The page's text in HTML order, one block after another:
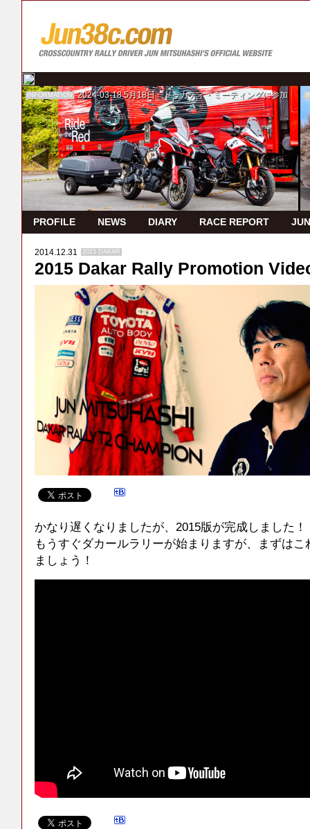
INFORMATION 2024-03-18 5月18日 ドゥカティ・ミーティングに参加
PROFILE NEWS DIARY RACE REPORT
2014.12.31 2015 DAKAR
2015 Dakar Rally Promotion
かなり遅くなりましたが、2015版が完成しました！
もうすぐダカールラリーが始まりますが、まずは
ましょう！